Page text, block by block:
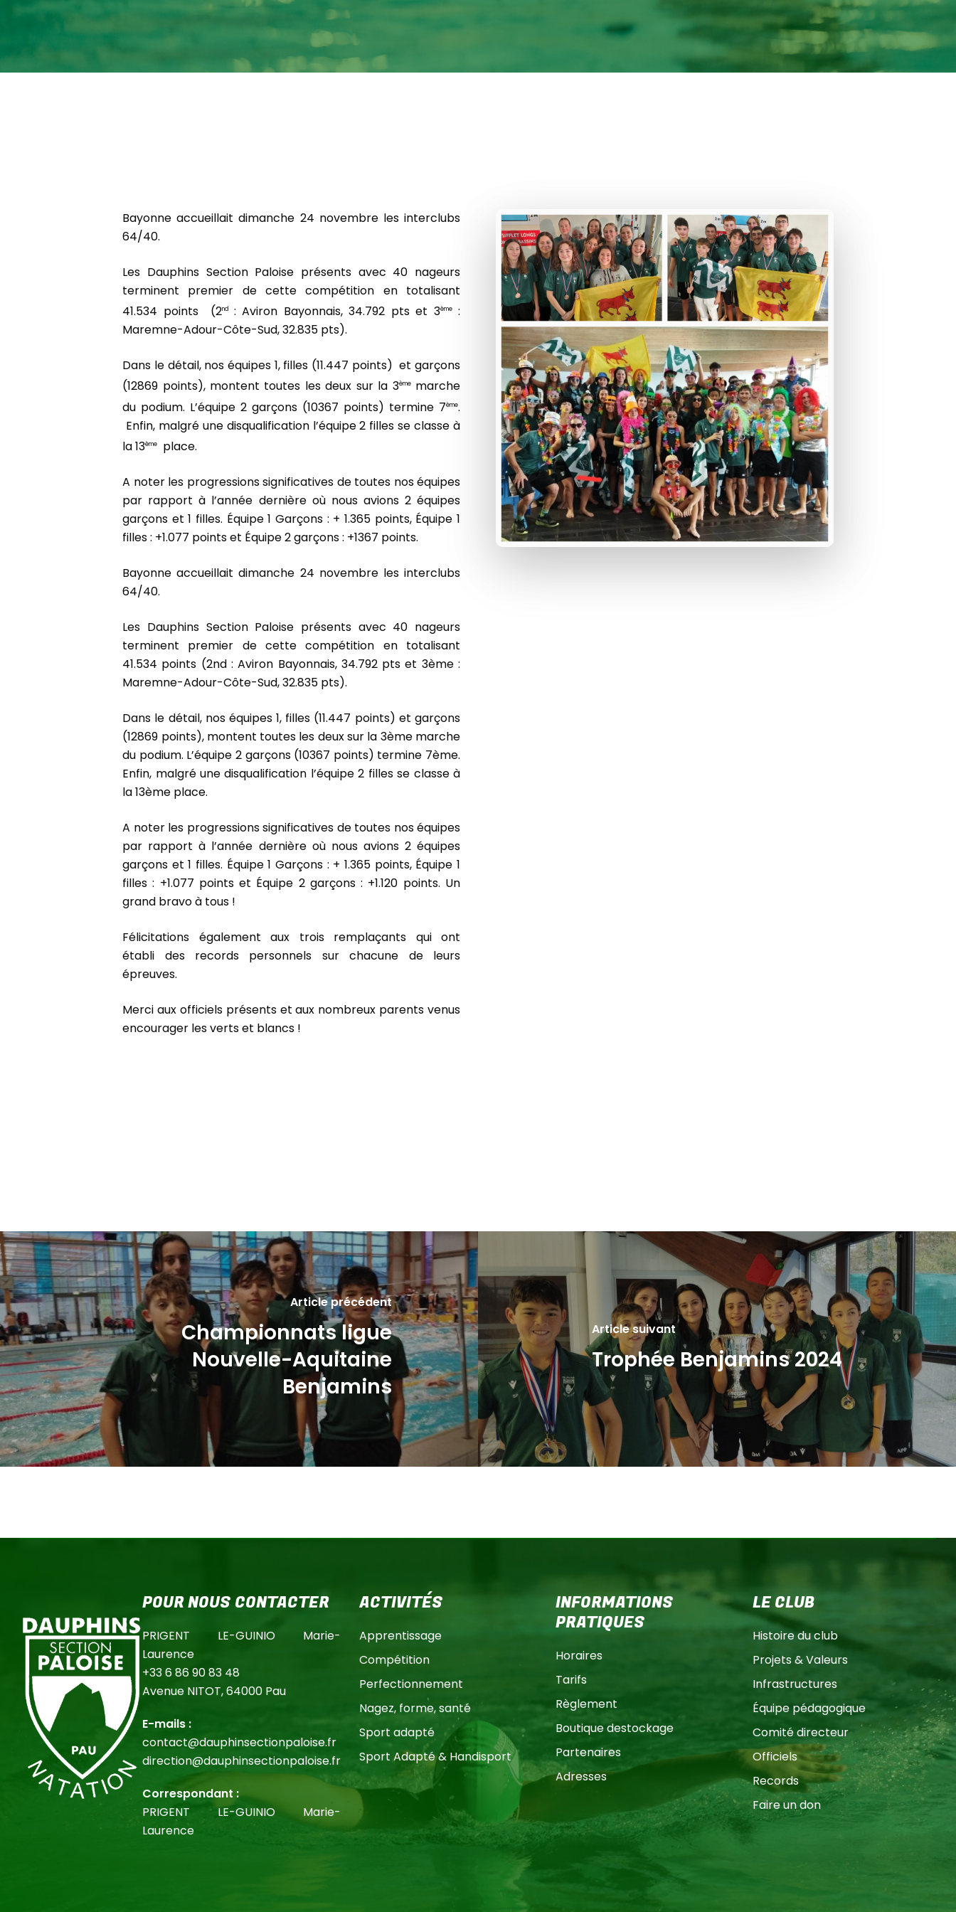
Bayonne accueillait dimanche 24 novembre les interclubs
64/40.
Les Dauphins Section Paloise présents avec 40 nageurs
terminent premier de cette compétition en totalisant
41.534 points (2nd: Aviron Bayonnais, 34.792 pts et 3ème:
Maremne-Adour-Côte-Sud, 32.835 pts).
Dans le détail, nos équipes 1, filles (11.447 points) et garçons
(12869 points), montent toutes les deux sur la 3èmemarche
du podium. L’équipe 2 garçons (10367 points) termine 7ème.
Enfin, malgré une disqualification l’équipe 2 filles se classe à
la 13ème place.
A noter les progressions significatives de toutes nos équipes
par rapport à l’année dernière où nous avions 2 équipes
garçons et 1 filles. Équipe 1 Garçons : + 1.365 points, Équipe 1
filles : +1.077 points et Équipe 2 garçons : +1367 points.
Bayonne accueillait dimanche 24 novembre les interclubs
64/40.
Les Dauphins Section Paloise présents avec 40 nageurs
terminent premier de cette compétition en totalisant
41.534 points (2nd : Aviron Bayonnais, 34.792 pts et 3ème :
Maremne-Adour-Côte-Sud, 32.835 pts).
Dans le détail, nos équipes 1, filles (11.447 points) et garçons
(12869 points), montent toutes les deux sur la 3ème marche
du podium. L’équipe 2 garçons (10367 points) termine 7ème.
Enfin, malgré une disqualification l’équipe 2 filles se classe à
la 13ème place.
A noter les progressions significatives de toutes nos équipes
par rapport à l’année dernière où nous avions 2 équipes
garçons et 1 filles. Équipe 1 Garçons : + 1.365 points, Équipe 1
filles : +1.077 points et Équipe 2 garçons : +1.120 points. Un
grand bravo à tous !
Félicitations également aux trois remplaçants qui ont
établi des records personnels sur chacune de leurs
épreuves.
Merci aux officiels présents et aux nombreux parents venus
encourager les verts et blancs !
Article précédent
Championnats ligue
Nouvelle-Aquitaine
Benjamins
Article suivant
Trophée Benjamins 2024
POUR NOUS CONTACTER
PRIGENT LE-GUINIO Marie-
Laurence
+33 6 86 90 83 48
Avenue NITOT, 64000 Pau
E-mails :
contact@dauphinsectionpaloise.fr
direction@dauphinsectionpaloise.fr
Correspondant :
PRIGENT LE-GUINIO Marie-
Laurence
ACTIVITÉS
Apprentissage
Compétition
Perfectionnement
Nagez, forme, santé
Sport adapté
Sport Adapté & Handisport
INFORMATIONS
PRATIQUES
Horaires
Tarifs
Règlement
Boutique destockage
Partenaires
Adresses
LE CLUB
Histoire du club
Projets & Valeurs
Infrastructures
Équipe pédagogique
Comité directeur
Officiels
Records
Faire un don